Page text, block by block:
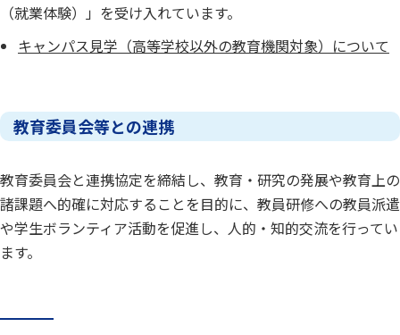
（就業体験）」を受け入れています。
キャンパス見学（高等学校以外の教育機関対象）について
教育委員会等との連携
教育委員会と連携協定を締結し、教育・研究の発展や教育上の
諸課題へ的確に対応することを目的に、教員研修への教員派遣
や学生ボランティア活動を促進し、人的・知的交流を行ってい
ます。